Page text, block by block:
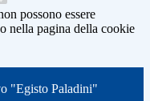
possono essere
nella pagina della cookie
"Egisto Paladini"